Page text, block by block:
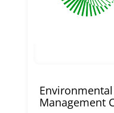
Management